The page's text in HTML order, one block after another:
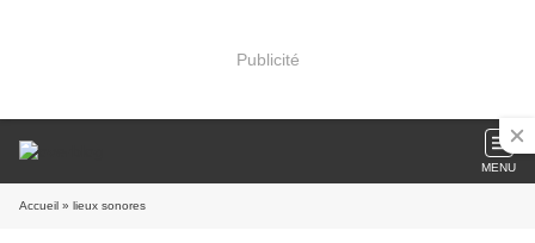
Publicité
MENU
Accueil » lieux sonores